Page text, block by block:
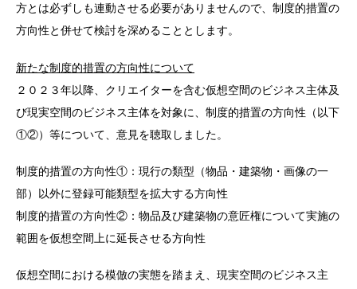
方とは必ずしも連動させる必要がありませんので、制度的措置の
方向性と併せて検討を深めることとします。
新たな制度的措置の方向性について
２０２３年以降、クリエイターを含む仮想空間のビジネス主体及
び現実空間のビジネス主体を対象に、制度的措置の方向性（以下
①②）等について、意見を聴取しました。
制度的措置の方向性①：現行の類型（物品・建築物・画像の一
部）以外に登録可能類型を拡大する方向性
制度的措置の方向性②：物品及び建築物の意匠権について実施の
範囲を仮想空間上に延長させる方向性
仮想空間における模倣の実態を踏まえ、現実空間のビジネス主